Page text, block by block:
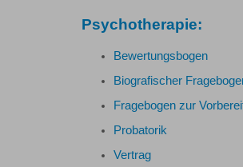
Psychotherapie:
Bewertungsbogen
Biografischer
Fragebogen zur
Probatorik
Vertrag